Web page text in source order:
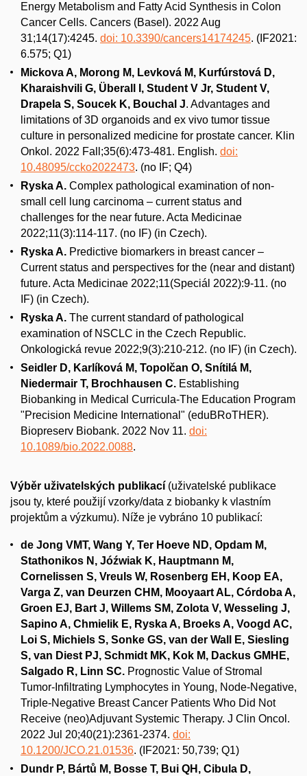
Energy Metabolism and Fatty Acid Synthesis in Colon
Cancer Cells. Cancers (Basel). 2022 Aug
31;14(17):4245. doi: 10.3390/cancers14174245. (IF2021:
6.575; Q1)
Mickova A, Morong M, Levková M, Kurfúrstová D,
Kharaishvili G, Überall I, Student V Jr, Student V,
Drapela S, Soucek K, Bouchal J. Advantages and
limitations of 3D organoids and ex vivo tumor tissue
culture in personalized medicine for prostate cancer. Klin
Onkol. 2022 Fall;35(6):473-481. English. doi:
10.48095/ccko2022473. (no IF; Q4)
Ryska A. Complex pathological examination of non-
small cell lung carcinoma – current status and
challenges for the near future. Acta Medicinae
2022;11(3):114-117. (no IF) (in Czech).
Ryska A. Predictive biomarkers in breast cancer –
Current status and perspectives for the (near and distant)
future. Acta Medicinae 2022;11(Speciál 2022):9-11. (no
IF) (in Czech).
Ryska A. The current standard of pathological
examination of NSCLC in the Czech Republic.
Onkologická revue 2022;9(3):210-212. (no IF) (in Czech).
Seidler D, Karlíková M, Topolčan O, Snítilá M,
Niedermair T, Brochhausen C. Establishing
Biobanking in Medical Curricula-The Education Program
"Precision Medicine International" (eduBRoTHER).
Biopreserv Biobank. 2022 Nov 11. doi:
10.1089/bio.2022.0088.
Výběr uživatelských publikací (uživatelské publikace
jsou ty, které použijí vzorky/data z biobanky k vlastním
projektům a výzkumu). Níže je vybráno 10 publikací:
de Jong VMT, Wang Y, Ter Hoeve ND, Opdam M,
Stathonikos N, Jóźwiak K, Hauptmann M,
Cornelissen S, Vreuls W, Rosenberg EH, Koop EA,
Varga Z, van Deurzen CHM, Mooyaart AL, Córdoba A,
Groen EJ, Bart J, Willems SM, Zolota V, Wesseling J,
Sapino A, Chmielik E, Ryska A, Broeks A, Voogd AC,
Loi S, Michiels S, Sonke GS, van der Wall E, Siesling
S, van Diest PJ, Schmidt MK, Kok M, Dackus GMHE,
Salgado R, Linn SC. Prognostic Value of Stromal
Tumor-Infiltrating Lymphocytes in Young, Node-Negative,
Triple-Negative Breast Cancer Patients Who Did Not
Receive (neo)Adjuvant Systemic Therapy. J Clin Oncol.
2022 Jul 20;40(21):2361-2374. doi:
10.1200/JCO.21.01536. (IF2021: 50,739; Q1)
Dundr P, Bártů M, Bosse T, Bui QH, Cibula D,